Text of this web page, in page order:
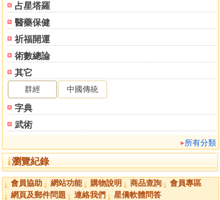
占星塔羅
醫藥保健
祈福開運
術數總論
其它
群經 中國傳統
字典
武術
所有分類
瀏覽紀錄
會員協助 網站功能 購物說明 商品查詢
會員專區
網頁及郵件問題
連絡我們 星僑軟體問答